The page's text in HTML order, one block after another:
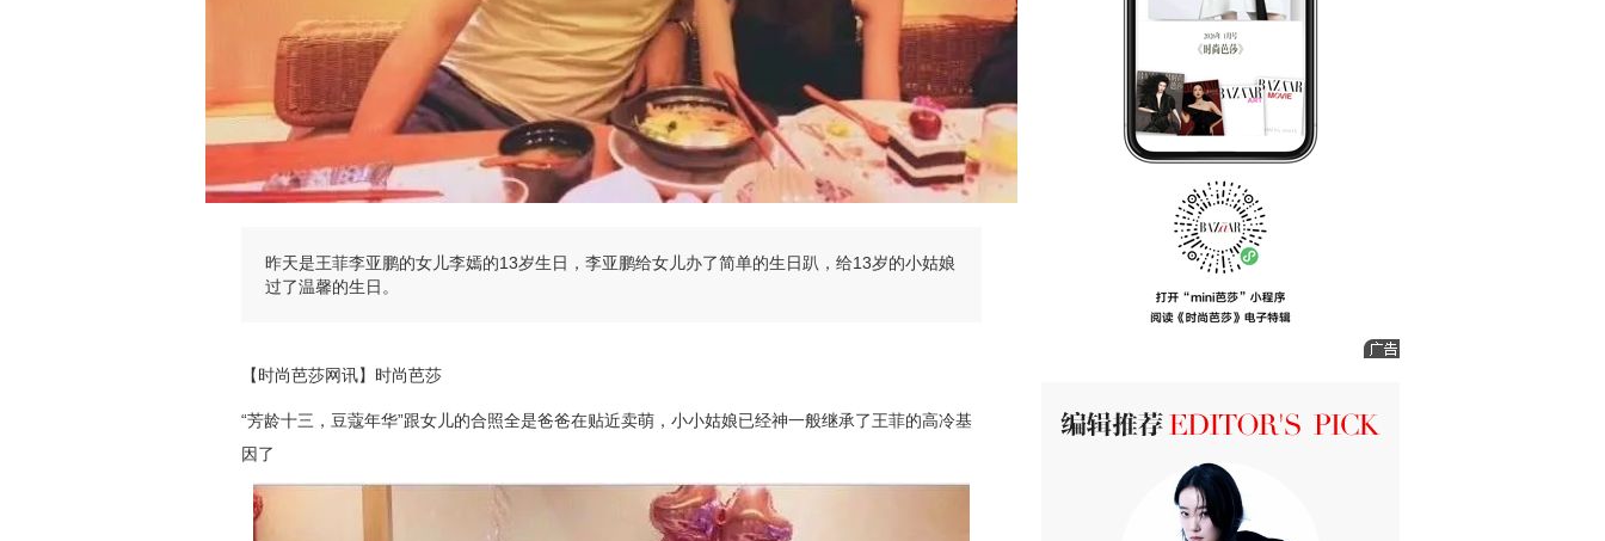
昨天是王菲李亚鹏的女儿李嫣的13岁生日，李亚鹏给女儿办了简单的生日趴，给13岁的小姑娘
过了温馨的生日。
【时尚芭莎网讯】时尚芭莎
“芳龄十三，豆蔻年华”跟女儿的合照全是爸爸在贴近卖萌，小小姑娘已经神一般继承了王菲的高冷基
因了